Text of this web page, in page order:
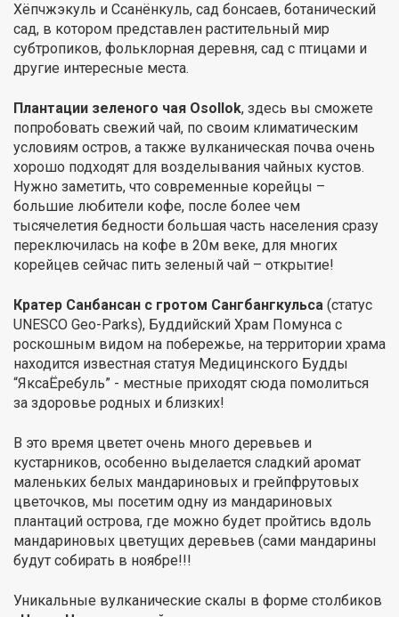
Хёпчжэкуль и Ссанёнкуль, сад бонсаев, ботанический
сад, в котором представлен растительный мир
субтропиков, фольклорная деревня, сад с птицами и
другие интересные места.
Плантации зеленого чая Osollok, здесь вы сможете
попробовать свежий чай, по своим климатическим
условиям остров, а также вулканическая почва очень
хорошо подходят для возделывания чайных кустов.
Нужно заметить, что современные корейцы –
большие любители кофе, после более чем
тысячелетия бедности большая часть населения сразу
переключилась на кофе в 20м веке, для многих
корейцев сейчас пить зеленый чай – открытие!
Кратер Санбансан с гротом Сангбангкульса (статус
UNESCO Geo-Parks), Буддийский Храм Помунса с
роскошным видом на побережье, на территории храма
находится известная статуя Медицинского Будды
“ЯксаЁребуль” - местные приходят сюда помолиться
за здоровье родных и близких!
В это время цветет очень много деревьев и
кустарников, особенно выделается сладкий аромат
маленьких белых мандариновых и грейпфрутовых
цветочков, мы посетим одну из мандариновых
плантаций острова, где можно будет пройтись вдоль
мандариновых цветущих деревьев (сами мандарины
будут собирать в ноябре!!!
Уникальные вулканические скалы в форме столбиков